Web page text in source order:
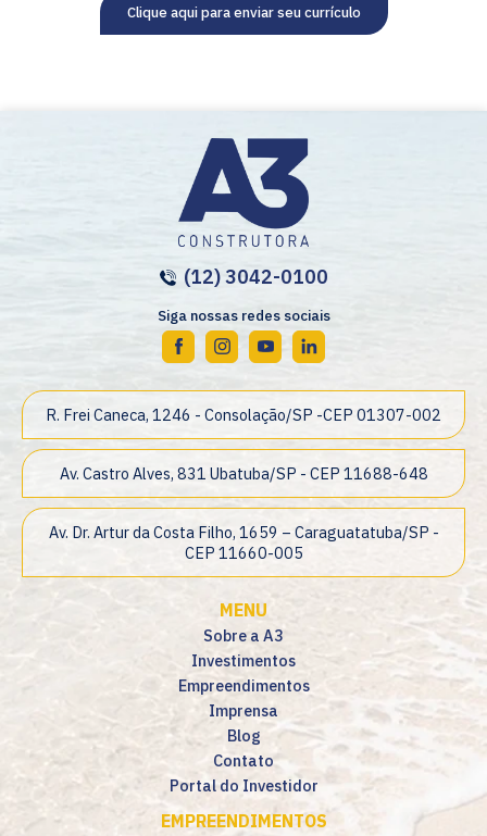
Clique aqui para enviar seu currículo
(12) 3042-0100
Siga nossas redes sociais
R. Frei Caneca, 1246 - Consolação/SP -CEP 01307-002
Av. Castro Alves, 831 Ubatuba/SP - CEP 11688-648
Av. Dr. Artur da Costa Filho, 1659 – Caraguatatuba/SP -
CEP 11660-005
MENU
Sobre a A3
Investimentos
Empreendimentos
Imprensa
Blog
Contato
Portal do Investidor
EMPREENDIMENTOS